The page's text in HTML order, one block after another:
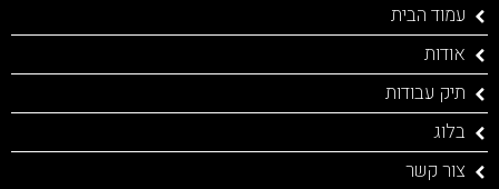
עמוד הבית
אודות
תיק עבודות
בלוג
צור קשר